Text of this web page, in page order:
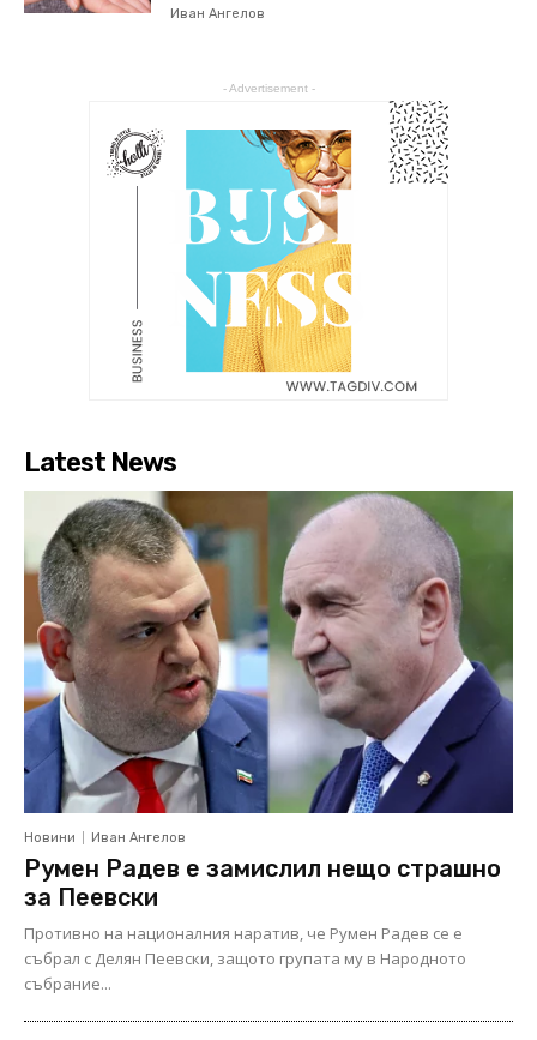
Иван Ангелов
- Advertisement -
Latest News
Новини Иван Ангелов
Румен Радев е замислил нещо страшно
за Пеевски
Противно на националния наратив, че Румен Радев се е
събрал с Делян Пеевски, защото групата му в Народното
събрание...